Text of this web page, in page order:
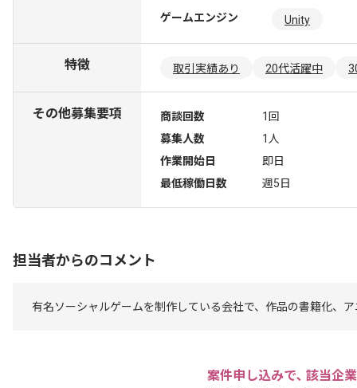
ゲームエンジン Unity
特徴 取引実績あり 20代活躍中
その他募集要項 商談回数
1回
募集人数
1人
作業開始日
即日
最低稼働日数
週5日
担当者からのコメント
有名ソーシャルゲームを制作している会社で、作品の書籍化、
案件申し込みで､ 該当企